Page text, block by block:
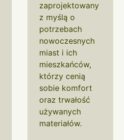
zaprojektowany
z myślą o
potrzebach
nowoczesnych
miast i ich
mieszkańców,
którzy cenią
sobie komfort
oraz trwałość
używanych
materiałów.